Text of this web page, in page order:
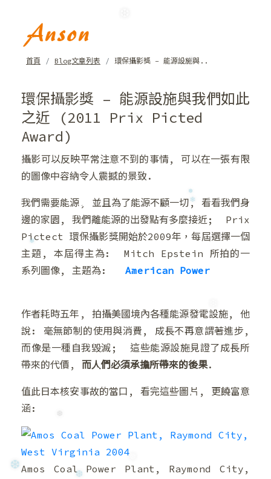
首頁 Blog文章列表 環保攝影獎 – 能源設施與..
環保攝影獎 – 能源設施與我們如此
之近 (2011 Prix Picted
Award)
攝影可以反映平常注意不到的事情, 可以在一張有限
的圖像中容納令人震撼的景致.
我們需要能源, 並且為了能源不顧一切, 看看我們身
邊的家園, 我們離能源的出發點有多麼接近; Prix
Pictect 環保攝影獎開始於2009年，每屆選擇一個
主題, 本屆得主為: Mitch Epstein 所拍的一
系列圖像, 主題為: American Power
作者耗時五年, 拍攝美國境內各種能源發電設施, 他
說: 毫無節制的使用與消費, 成長不再意謂著進步,
而像是一種自我毀滅; 這些能源設施見證了成長所
帶來的代價, 而人們必須承擔所帶來的後果.
值此日本核安事故的當口, 看完這些圖片, 更饒富意
涵:
Amos Coal Power Plant, Raymond City,
❆
❅
❆
❆
❆